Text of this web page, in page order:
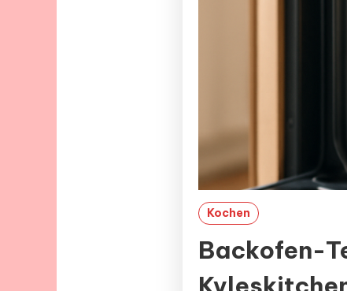
Kochen
Backofen-